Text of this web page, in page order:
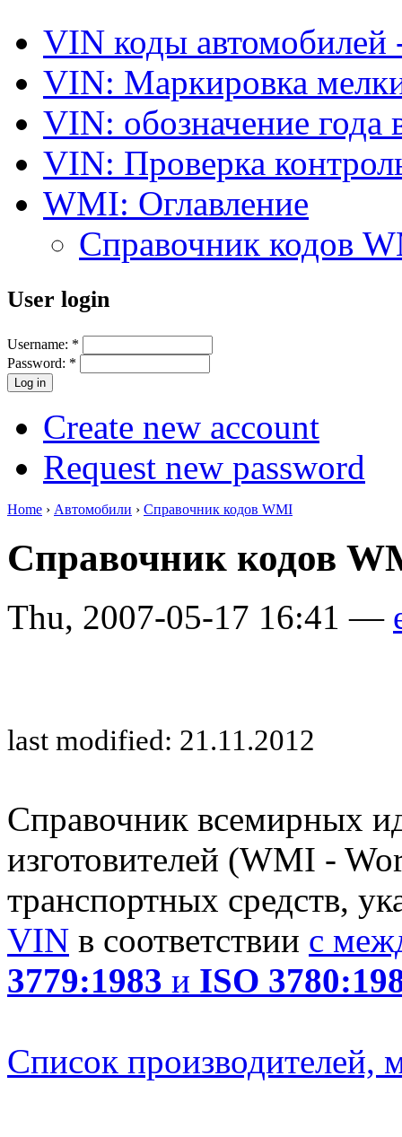
VIN коды автомобилей
VIN: Маркировка
VIN: обозначение года
VIN: Проверка
WMI: Оглавление
Справочник кодов
User login
Username: *
Password: *
Create new account
Request new password
Home › Автомобили › Справочник кодов WMI
Справочник кодов
Thu, 2007-05-17 16:41 —
last modified: 21.11.2012
Справочник всемирных
изготовителей (WMI -
транспортных средств,
VIN в соответствии с
3779:1983 и ISO
Список производителей,